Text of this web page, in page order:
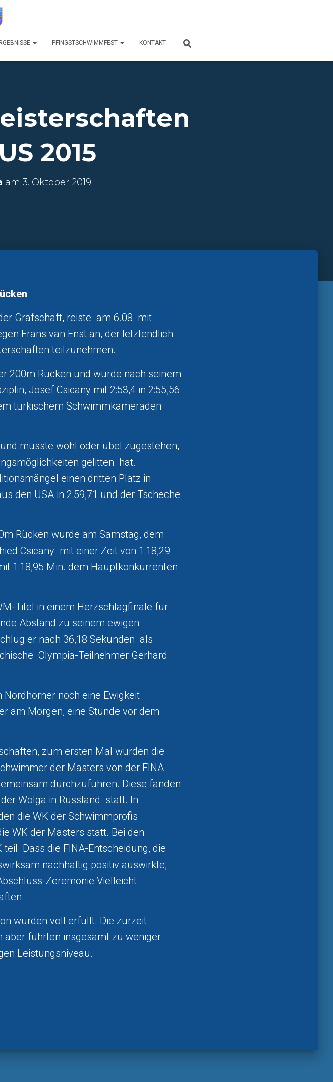
PFINGSTSCHWIMMFEST KONTAKT
2015
am 3. Oktober 2019
Grafschaft, reiste am 6.08. mit
Frans van Enst an, der letztendlich
teilzunehmen.
200m Rücken und wurde nach seinem
Josef Csicany mit 2:53,4 in 2:55,56
türkischem Schwimmkameraden
musste wohl oder übel zugestehen,
gelitten hat.
einen dritten Platz in
den USA in 2:59,71 und der Tscheche
Rücken wurde am Samstag, dem
Csicany mit einer Zeit von 1:18,29
1:18,95 Min. dem Hauptkonkurrenten
Titel in einem Herzschlagfinale für
Abstand zu seinem ewigen
er nach 36,18 Sekunden als
Olympia-Teilnehmer Gerhard
noch eine Ewigkeit
am Morgen, eine Stunde vor dem
zum ersten Mal wurden die
der Masters von der FINA
durchzuführen. Diese fanden
Wolga in Russland statt. In
die WK der Schwimmprofis
WK der Masters statt. Bei den
Dass die FINA-Entscheidung, die
nachhaltig positiv auswirkte,
Zeremonie Vielleicht
wurden voll erfüllt. Die zurzeit
aber führten insgesamt zu weniger
Leistungsniveau.